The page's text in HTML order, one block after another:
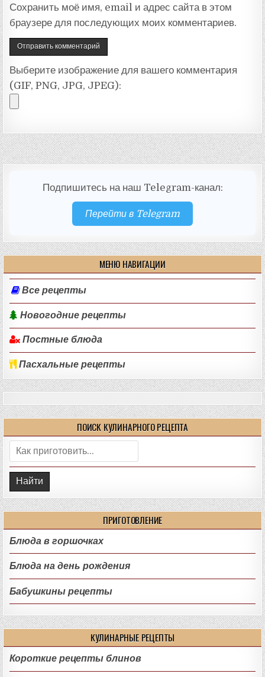
Сохранить моё имя, email и адрес сайта в этом
браузере для последующих моих комментариев.
Выберите изображение для вашего комментария
(GIF, PNG, JPG, JPEG):
Подпишитесь на наш Telegram-канал:
Перейти в Telegram
МЕНЮ НАВИГАЦИИ
Все рецепты
Новогодние рецепты
Постные блюда
Пасхальные рецепты
ПОИСК КУЛИНАРНОГО РЕЦЕПТА
Поиск:
ПРИГОТОВЛЕНИЕ
Блюда в горшочках
Блюда на день рождения
Бабушкины рецепты
КУЛИНАРНЫЕ РЕЦЕПТЫ
Короткие рецепты блинов